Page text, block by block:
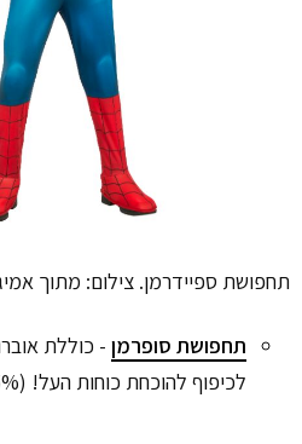
תחפושת ספיידרמן. צילום: מתוך
תחפושת סופרמן - כוללת
לכיפוף להוכחת כוחות העל! (5% הנחה עם קופון YOOO)